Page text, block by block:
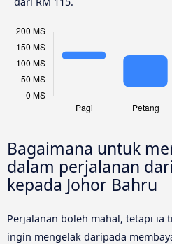
Bagaimana untuk
dalam perjalanan
kepada Johor Bahru
Perjalanan boleh mahal, tetapi ia
ingin mengelak daripada